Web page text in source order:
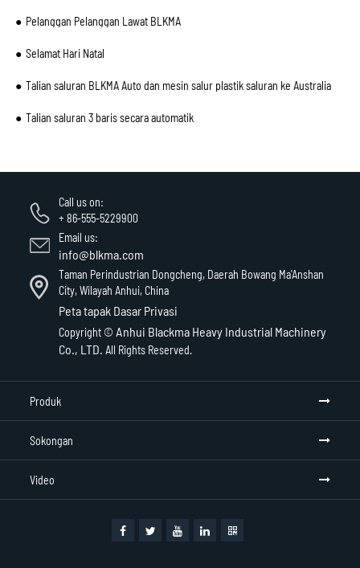
Pelanggan Pelanggan Lawat BLKMA
Selamat Hari Natal
Talian saluran BLKMA Auto dan mesin salur plastik saluran ke Australia
Talian saluran 3 baris secara automatik
Call us on:
+ 86-555-5229900
Email us:
info@blkma.com
Taman Perindustrian Dongcheng, Daerah Bowang Ma'Anshan
City, Wilayah Anhui, China
Peta tapak Dasar Privasi
Copyright © Anhui Blackma Heavy Industrial Machinery
Co., LTD. All Rights Reserved.
Produk
Sokongan
Video